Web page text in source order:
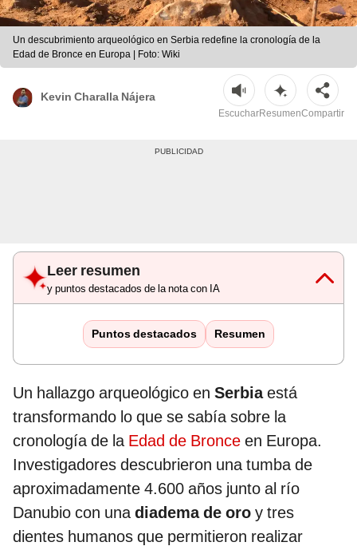
Un descubrimiento arqueológico en Serbia redefine la cronología de la
Edad de Bronce en Europa | Foto: Wiki
Kevin Charalla Nájera
EscucharResumenCompartir
Leer resumen
y puntos destacados de la nota con IA
Puntos destacados Resumen
Un hallazgo arqueológico en Serbiaestá
transformando lo que se sabía sobre la
cronología de la Edad de Bronce en Europa.
Investigadores descubrieron una tumba de
aproximadamente 4.600 años junto al río
Danubio con unadiadema de oro y tres
dientes humanos que permitieron realizar